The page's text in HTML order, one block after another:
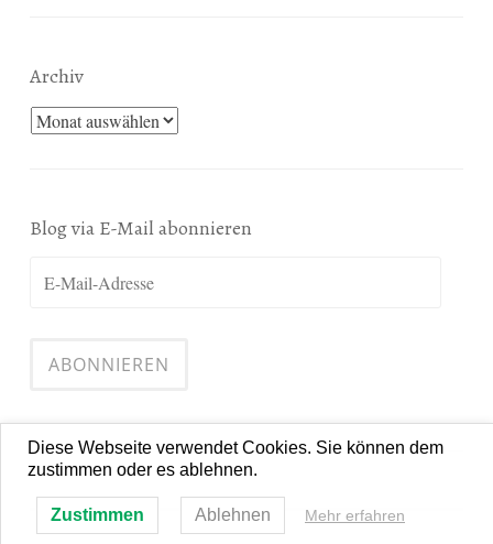
Archiv
Archiv
Blog via E-Mail abonnieren
E-
ABONNIEREN
Diese Webseite verwendet Cookies. Sie können dem
zustimmen oder es ablehnen.
Zustimmen Ablehnen Mehr erfahren